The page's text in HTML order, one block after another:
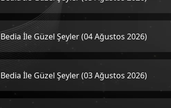
Bedia İle Güzel Şeyler (04 Ağustos 2026)
Bedia İle Güzel Şeyler (03 Ağustos 2026)